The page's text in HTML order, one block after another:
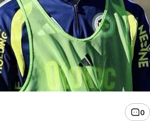
0